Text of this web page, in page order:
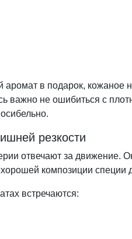
в подарок, кожаное
важно не ошибиться с
резкости
отвечают за движение.
композиции
встречаются: